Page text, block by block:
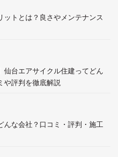
ットとは？良さやメンテナンス
仙台エアサイクル住建ってどん
や評判を徹底解説
んな会社？口コミ・評判・施工